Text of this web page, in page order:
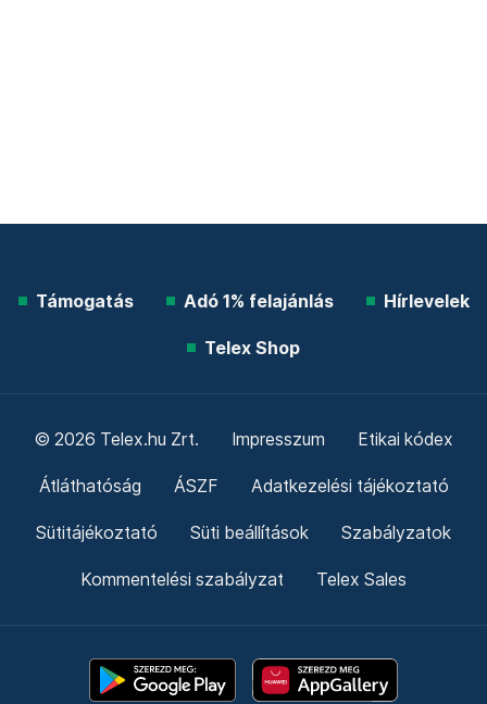
Támogatás Adó 1% felajánlás Hírlevelek
Telex Shop
© 2026 Telex.hu Zrt. Impresszum Etikai kódex
Átláthatóság ÁSZF Adatkezelési tájékoztató
Sütitájékoztató Süti beállítások Szabályzatok
Kommentelési szabályzat Telex Sales